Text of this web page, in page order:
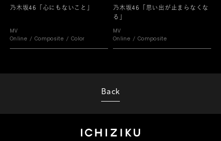
乃木坂46「心にもないこと」
MV
Online
Composite Color
乃木坂46「思い出が止まらなくな
る」
MV
Online
Composite
Back